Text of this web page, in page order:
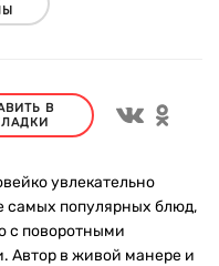
В
увлекательно
самых популярных блюд,
с поворотными
Автор в живой манере и